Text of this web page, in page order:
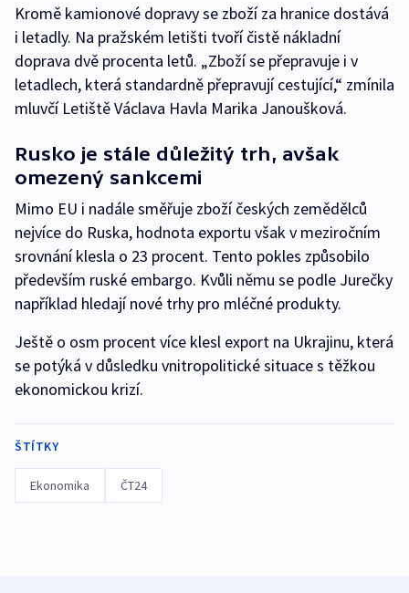
Kromě kamionové dopravy se zboží za hranice dostává
i letadly. Na pražském letišti tvoří čistě nákladní
doprava dvě procenta letů. „Zboží se přepravuje i v
letadlech, která standardně přepravují cestující,“ zmínila
mluvčí Letiště Václava Havla Marika Janoušková.
Rusko je stále důležitý trh, avšak
omezený sankcemi
Mimo EU i nadále směřuje zboží českých zemědělců
nejvíce do Ruska, hodnota exportu však v meziročním
srovnání klesla o 23 procent. Tento pokles způsobilo
především ruské embargo. Kvůli němu se podle Jurečky
například hledají nové trhy pro mléčné produkty.
Ještě o osm procent více klesl export na Ukrajinu, která
se potýká v důsledku vnitropolitické situace s těžkou
ekonomickou krizí.
ŠTÍTKY
Ekonomika ČT24